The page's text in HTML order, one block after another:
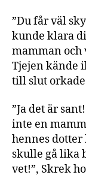
”Du får väl
kunde klara
mamman och
Tjejen kände
till slut
”Ja det är
inte en
hennes
skulle gå lika
vet!”, Skrek